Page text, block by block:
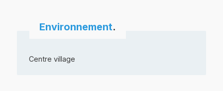
Environnement.
Centre village